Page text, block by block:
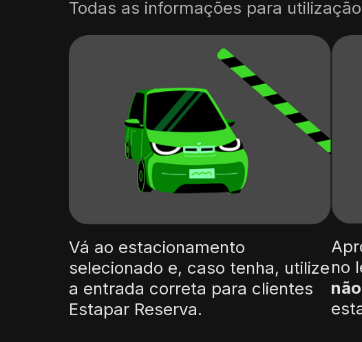
Todas as informações para
Vá ao estacionamento
selecionado e, caso tenha, utilize
a entrada correta para clientes
Estapar Reserva.
no
não